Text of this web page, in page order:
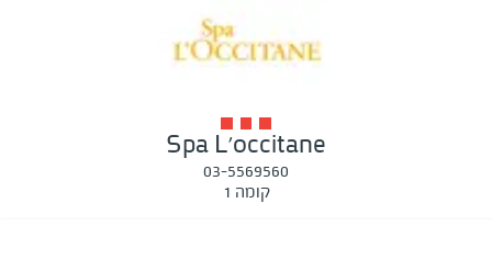
Spa L'occitane
03-5569560
קומה 1